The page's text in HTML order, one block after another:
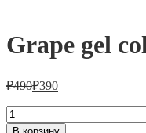
Grape gel
₽490₽390
Количество
товара